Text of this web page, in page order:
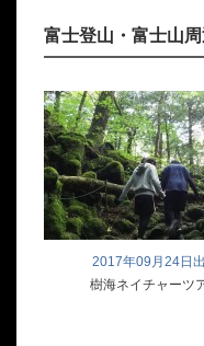
富士登山・富士山
2017年09月24日
樹海ネイチャーツ